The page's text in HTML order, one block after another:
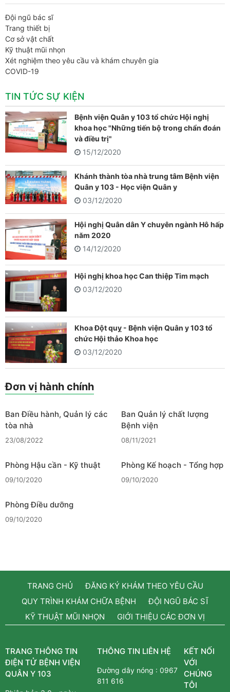
Đội ngũ bác sĩ
Trang thiết bị
Cơ sở vật chất
Kỹ thuật mũi nhọn
Xét nghiệm theo yêu cầu và khám chuyên gia
COVID-19
TIN TỨC SỰ KIỆN
Bệnh viện Quân y 103 tổ chức Hội nghị
khoa học "Những tiến bộ trong chẩn đoán
và điều trị"
15/12/2020
Khánh thành tòa nhà trung tâm Bệnh viện
Quân y 103 - Học viện Quân y
03/12/2020
Hội nghị Quân dân Y chuyên ngành Hô hấp
năm 2020
14/12/2020
Hội nghị khoa học Can thiệp Tim mạch
03/12/2020
Khoa Đột quỵ - Bệnh viện Quân y 103 tổ
chức Hội thảo Khoa học
03/12/2020
Đơn vị hành chính
Ban Điều hành, Quản lý các
tòa nhà
23/08/2022
Ban Quản lý chất lượng
Bệnh viện
08/11/2021
Phòng Hậu cần - Kỹ thuật
09/10/2020
Phòng Kế hoạch - Tổng hợp
09/10/2020
Phòng Điều dưỡng
09/10/2020
TRANG CHỦ
ĐĂNG KÝ KHÁM THEO YÊU CẦU
QUY TRÌNH KHÁM CHỮA BỆNH
ĐỘI NGŨ BÁC SĨ
KỸ THUẬT MŨI NHỌN
GIỚI THIỆU CÁC ĐƠN VỊ
TRANG THÔNG TIN
ĐIỆN TỬ BỆNH VIỆN
QUÂN Y 103
THÔNG TIN LIÊN HỆ
Đường dây nóng :0967
811 616
KẾT NỐI
VỚI
CHÚNG
TÔI